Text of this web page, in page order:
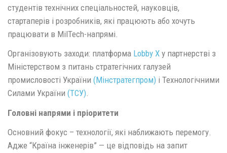
студентів технічних спеціальностей, науковців,
стартаперів і розробників, які працюють або хочуть
працювати в MilTech-напрямі.
Організовують заходи: платформа Lobby X у партнерстві з
Міністерством з питань стратегічних галузей
промисловості України (Мінстратегпром) і Технологічними
Силами України (ТСУ).
Головні напрями і пріоритети
Основний фокус – технології, які наближають перемогу.
Адже “Країна інженерів” — це відповідь на запит